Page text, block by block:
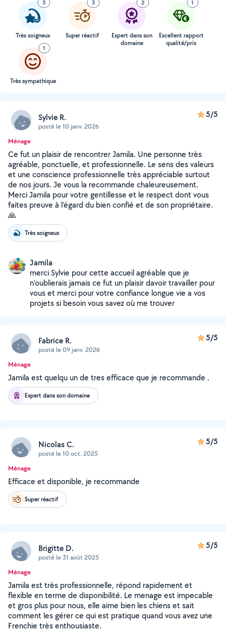
3
Très soigneux
3
Super réactif
2
Expert dans son
domaine
1
Excellent rapport
qualité/prix
1
Très sympathique
Sylvie R.
posté le 10 janv. 2026
5/5
Ménage
Ce fut un plaisir de rencontrer Jamila. Une personne très
agréable, ponctuelle, et professionnelle. Le sens des valeurs
et une conscience professionnelle très appréciable surtout
de nos jours. Je vous la recommande chaleureusement.
Merci Jamila pour votre gentillesse et le respect dont vous
faites preuve à l’égard du bien confié et de son propriétaire.
🙏
Très soigneux
Jamila
merci Sylvie pour cette accueil agréable que je
n'oublierais jamais ce fut un plaisir davoir travailler pour
vous et merci pour votre confiance longue vie a vos
projets si besoin vous savez où me trouver
Fabrice R.
posté le 09 janv. 2026
5/5
Ménage
Jamila est quelqu un de tres efficace que je recommande .
Expert dans son domaine
Nicolas C.
posté le 10 oct. 2025
5/5
Ménage
Efficace et disponible, je recommande
Super réactif
Brigitte D.
posté le 31 août 2025
5/5
Ménage
Jamila est très professionnelle, répond rapidement et
flexible en terme de disponibilité. Le menage est impecable
et gros plus pour nous, elle aime bien les chiens et sait
comment les gérer ce qui est pratique quand vous avez une
Frenchie très enthousiaste.